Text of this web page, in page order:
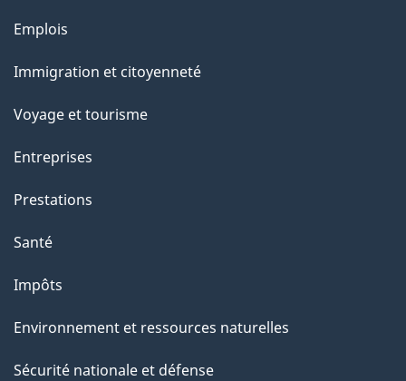
Thèmes
sujets
Emplois
Immigration et citoyenneté
Voyage et tourisme
Entreprises
Prestations
Santé
Impôts
Environnement et ressources naturelles
Sécurité nationale et défense